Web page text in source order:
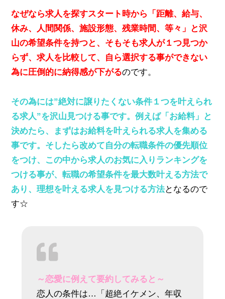
なぜなら求人を探すスタート時から「距離、給与、
休み、人間関係、施設形態、残業時間、等々」と沢
山の希望条件を持つと、そもそも求人が１つ見つか
らず、求人を比較して、自ら選択する事ができない
為に圧倒的に納得感が下がるのです。
その為には”絶対に譲りたくない条件１つを叶えられ
る求人”を沢山見つける事です。例えば「お給料」と
決めたら、まずはお給料を叶えられる求人を集める
事です。そしたら改めて自分の転職条件の優先順位
をつけ、この中から求人のお気に入りランキングを
つける事が、転職の希望条件を最大数叶える方法で
あり、理想を叶える求人を見つける方法となるので
す☆
～恋愛に例えて要約してみると～
恋人の条件は…「超絶イケメン、年収